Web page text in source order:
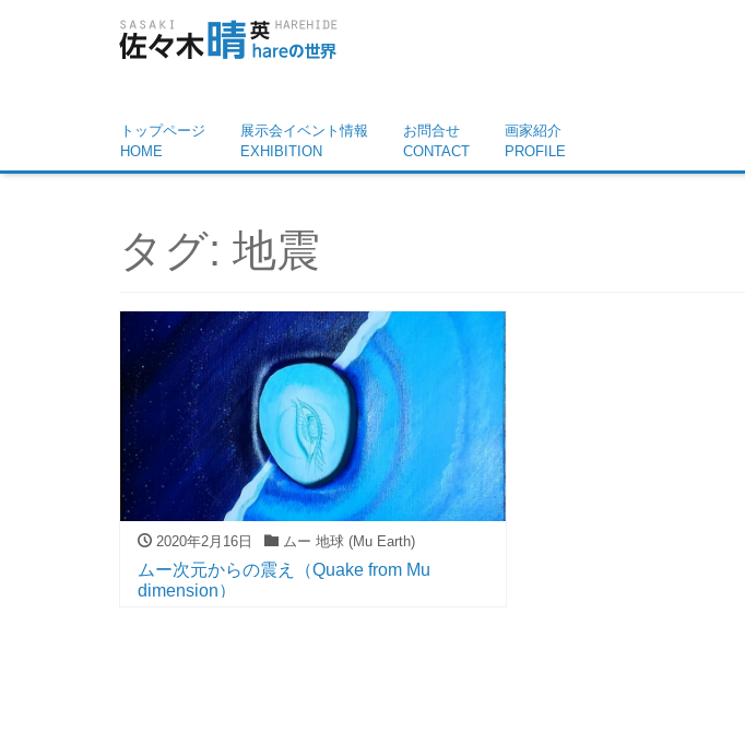
トップページ
HOME
展示会イベント情報
EXHIBITION
お問合せ
CONTACT
画家紹介
PROFILE
タグ: 地震
2020年2月16日 ムー 地球 (Mu Earth)
ムー次元からの震え（Quake from Mu
dimension）